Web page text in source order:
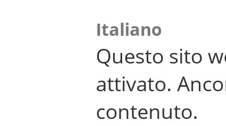
Italiano
Questo sito
attivato.
contenuto.